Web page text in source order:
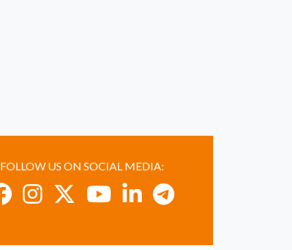
FOLLOW US ON SOCIAL MEDIA: